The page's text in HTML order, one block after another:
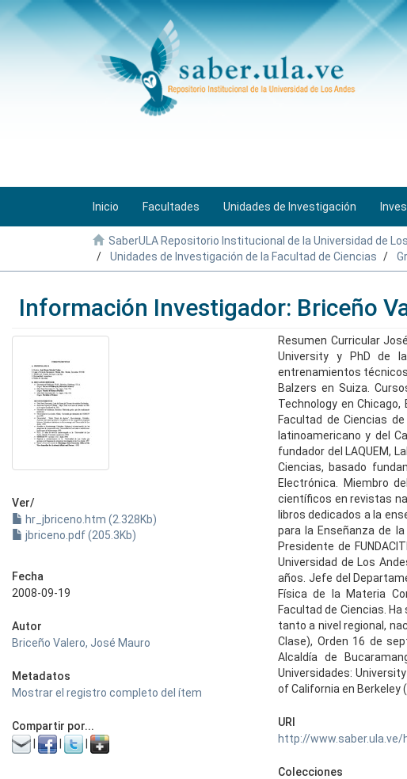
Inicio Facultades Unidades de Investigación
SaberULA Repositorio Institucional de la Universidad de
Unidades de Investigación de la Facultad de Ciencias
Información Investigador: Briceño
Ver/
hr_jbriceno.htm (2.328Kb)
jbriceno.pdf (205.3Kb)
Fecha
2008-09-19
Autor
Briceño Valero, José Mauro
Metadatos
Mostrar el registro completo del ítem
Compartir por...
Resumen Curricular
University y PhD de
entrenamientos
Balzers en Suiza.
Technology en
Facultad de Ciencias
latinoamericano y del
fundador del LAQUEM,
Ciencias, basado
Electrónica. Miembro
científicos en revistas
libros dedicados a la
para la Enseñanza de
Presidente de
Universidad de Los
años. Jefe del
Física de la Materia
Facultad de Ciencias.
tanto a nivel regional,
Clase), Orden 16 de
Alcaldía de
Universidades:
of California en Berkeley
URI
http://www.saber.ula.ve/
Colecciones